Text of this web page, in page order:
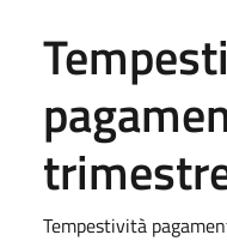
Tempestività